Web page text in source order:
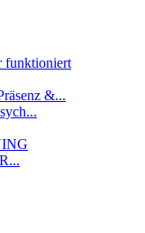
funktioniert
&...